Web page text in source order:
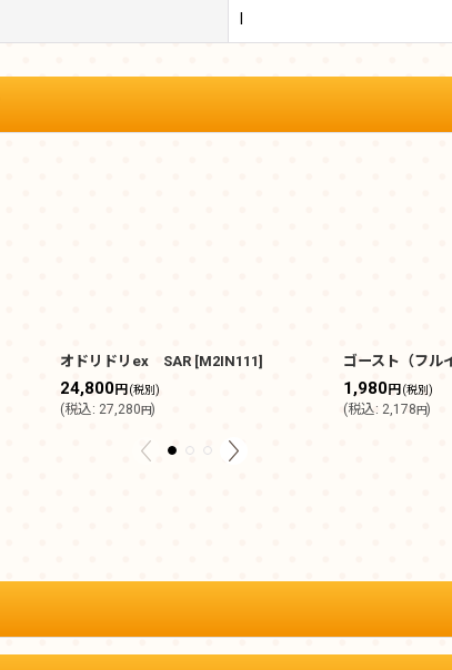
オドリドリex SAR [M2IN111]
24,800円 (税別)
(税込: 27,280円)
ゴースト（フル
1,980円(税別)
(税込: 2,178円)